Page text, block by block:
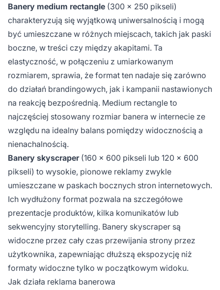
Banery medium rectangle (300 x 250 pikseli)
charakteryzują się wyjątkową uniwersalnością i mogą
być umieszczane w różnych miejscach, takich jak paski
boczne, w treści czy między akapitami. Ta
elastyczność, w połączeniu z umiarkowanym
rozmiarem, sprawia, że format ten nadaje się zarówno
do działań brandingowych, jak i kampanii nastawionych
na reakcję bezpośrednią. Medium rectangle to
najczęściej stosowany rozmiar banera w internecie ze
względu na idealny balans pomiędzy widocznością a
nienachalnością.
Banery skyscraper(160 x 600 pikseli lub 120 x 600
pikseli) to wysokie, pionowe reklamy zwykle
umieszczane w paskach bocznych stron internetowych.
Ich wydłużony format pozwala na szczegółowe
prezentacje produktów, kilka komunikatów lub
sekwencyjny storytelling. Banery skyscraper są
widoczne przez cały czas przewijania strony przez
użytkownika, zapewniając dłuższą ekspozycję niż
formaty widoczne tylko w początkowym widoku.
Jak działa reklama banerowa